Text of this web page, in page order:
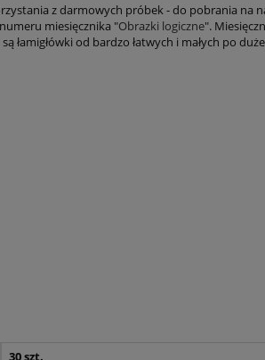
z darmowych próbek - do pobrania na
miesięcznika "Obrazki logiczne".
łamigłówki od bardzo łatwych i małych po
30 szt.